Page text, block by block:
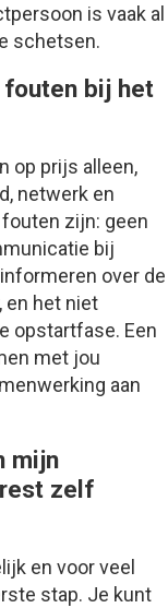
is vaak al
schetsen.
bij het
op prijs alleen,
netwerk en
zijn: geen
bij
over de
en het niet
opstartfase. Een
met jou
aan
mijn
zelf
en voor veel
stap. Je kunt